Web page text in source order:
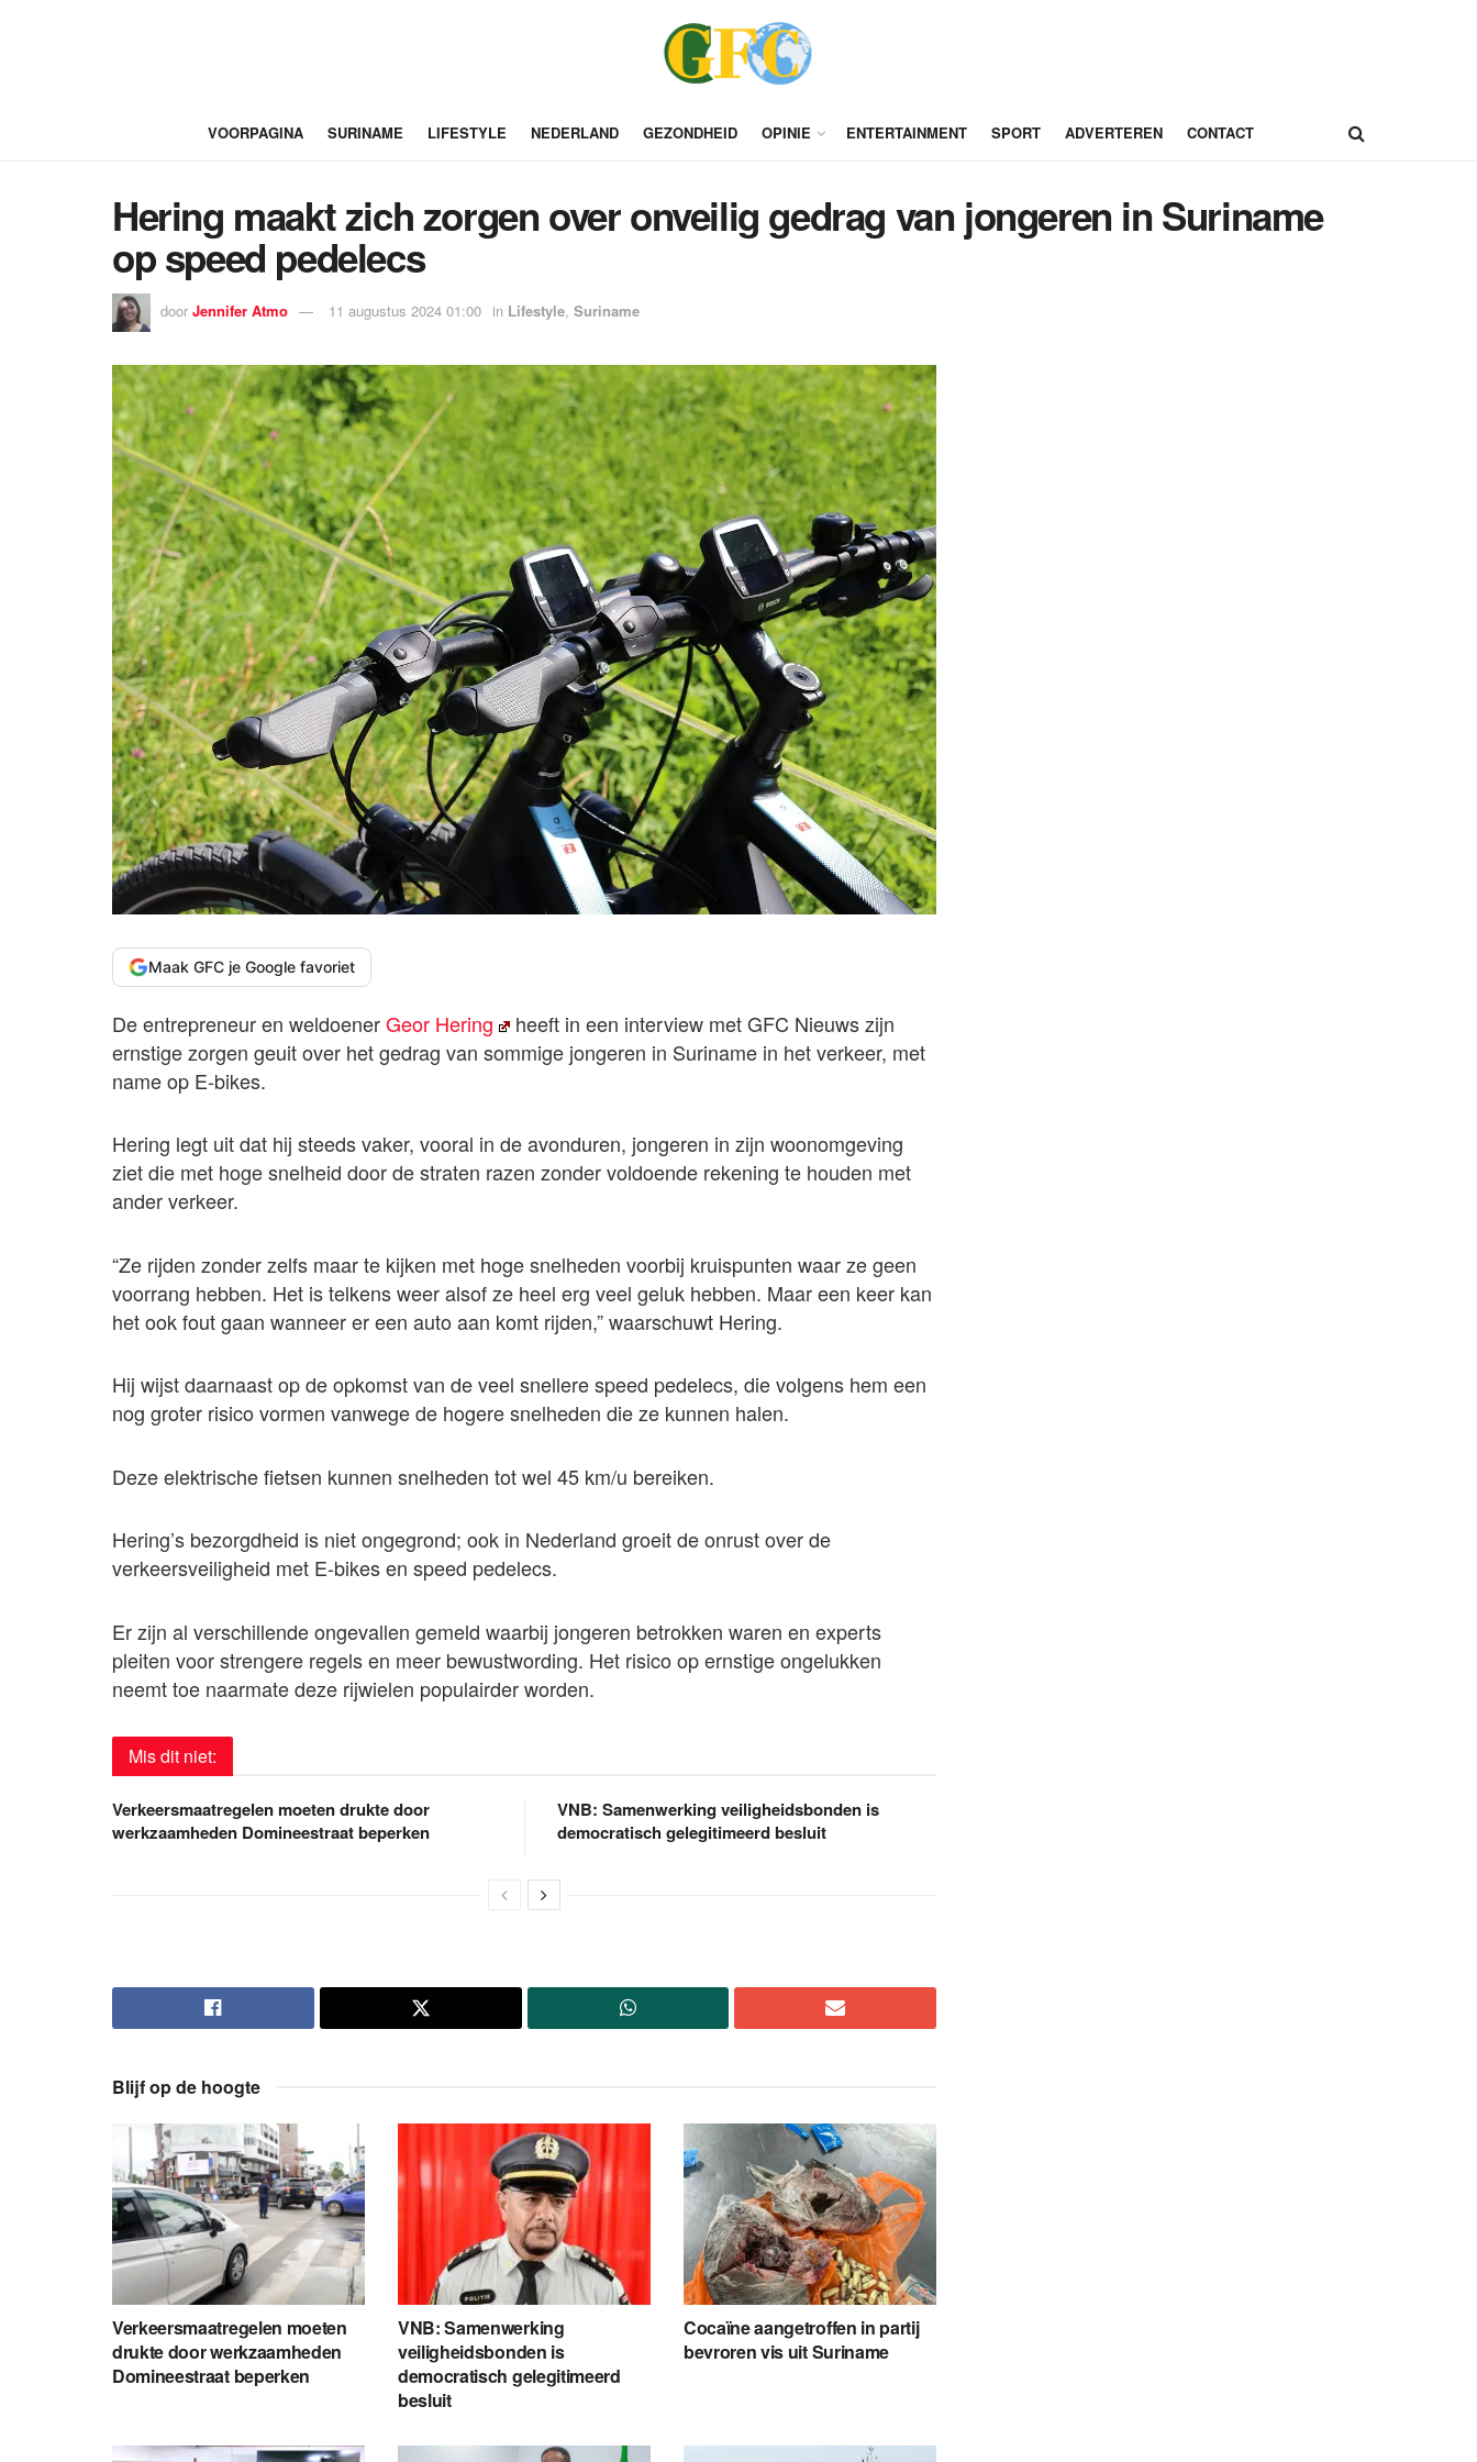
VOORPAGINA SURINAME LIFESTYLE NEDERLAND GEZONDHEID OPINIE ENTERTAINMENT SPORT ADVERTEREN CONTACT
Hering maakt zich zorgen over onveilig gedrag van jongeren in Suriname
op speed pedelecs
door Jennifer Atmo 11 augustus 2024 01:00 in Lifestyle, Suriname
Maak GFC je Google favoriet
De entrepreneur en weldoenerGeor Hering
heeft in een interview met GFC Nieuws zijn
ernstige zorgen geuit over het gedrag van sommige jongeren in Suriname in het verkeer, met
name op E-bikes.
Hering legt uit dat hij steeds vaker, vooral in de avonduren, jongeren in zijn woonomgeving
ziet die met hoge snelheid door de straten razen zonder voldoende rekening te houden met
ander verkeer.
“Ze rijden zonder zelfs maar te kijken met hoge snelheden voorbij kruispunten waar ze geen
voorrang hebben. Het is telkens weer alsof ze heel erg veel geluk hebben. Maar een keer kan
het ook fout gaan wanneer er een auto aan komt rijden,” waarschuwt Hering.
Hij wijst daarnaast op de opkomst van de veel snellere speed pedelecs, die volgens hem een
nog groter risico vormen vanwege de hogere snelheden die ze kunnen halen.
Deze elektrische fietsen kunnen snelheden tot wel 45 km/u bereiken.
Hering’s bezorgdheid is niet ongegrond; ook in Nederland groeit de onrust over de
verkeersveiligheid met E-bikes en speed pedelecs.
Er zijn al verschillende ongevallen gemeld waarbij jongeren betrokken waren en experts
pleiten voor strengere regels en meer bewustwording. Het risico op ernstige ongelukken
neemt toe naarmate deze rijwielen populairder worden.
Mis dit niet:
Verkeersmaatregelen moeten drukte door
werkzaamheden Domineestraat beperken
VNB: Samenwerking veiligheidsbonden is
democratisch gelegitimeerd besluit
Blijf op de hoogte
Verkeersmaatregelen moeten
drukte door werkzaamheden
Domineestraat beperken
VNB: Samenwerking
veiligheidsbonden is
democratisch gelegitimeerd
besluit
Cocaïne aangetroffen in partij
bevroren vis uit Suriname